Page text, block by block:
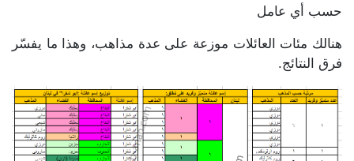
حسب أي عامل
هنالك مئات العائلات موزعة على عدة مذاهب، وهذا ما يفسّر
فرق النتائج.